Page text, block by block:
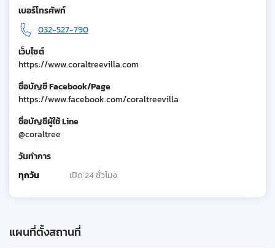
เบอร์โทรศัพท์
032-527-790
เว็บไซต์
https://www.coraltreevilla.com
ชื่อบัญชี Facebook/Page
https://www.facebook.com/coraltreevilla
ชื่อบัญชีผู้ใช้ Line
@coraltree
วันทำการ
ทุกวัน
เปิด 24 ชั่วโมง
แผนที่ตั้งสถานที่